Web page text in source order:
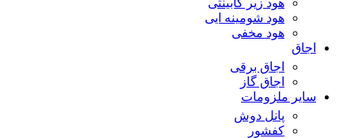
هود زیر كابینتی
هود شومینه ایی
هود مخفى
اجاق
اجاق برقى
اجاق گاز
سایر ملزومات
پانل دوش
کفشور